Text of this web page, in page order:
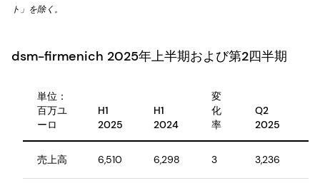
ト」を除く。
dsm-firmenich 2025年上半期および第2四半期
単位：
百万ユ
ーロ
H1
2025
H1
2024
変
化
率
Q2
2025
売上高 6,510 6,298 3 3,236